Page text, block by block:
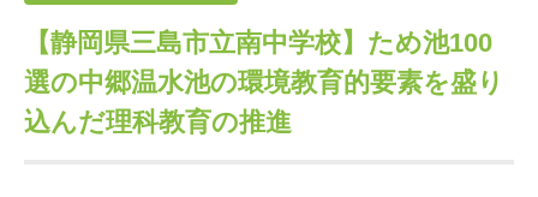
沿革 40年史デジタルブック
中谷財団40年史
40年史別冊
神戸賞 長期大型研究助成
研究助成 交流助成
その他情報
その他情報
個人情報保護に関する
お問い合わせ
【静岡県三島市立南中学校】ため池100
選の中郷温水池の環境教育的要素を盛り
込んだ理科教育の推進